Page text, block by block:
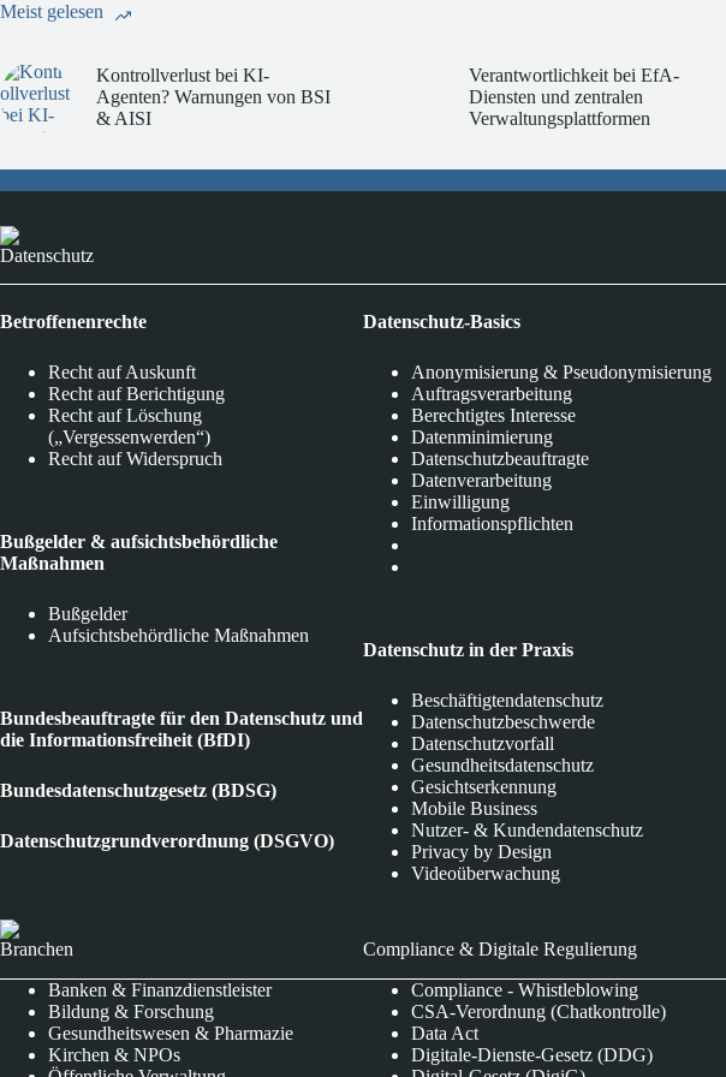
Meist gelesen
Kontrollverlust bei KI-
Agenten? Warnungen von BSI
& AISI
Verantwortlichkeit bei EfA-
Diensten und zentralen
Verwaltungsplattformen
Datenschutz
Betroffenenrechte
Recht auf Auskunft
Recht auf Berichtigung
Recht auf Löschung
(„Vergessenwerden“)
Recht auf Widerspruch
Bußgelder & aufsichtsbehördliche
Maßnahmen
Bußgelder
Aufsichtsbehördliche Maßnahmen
Bundesbeauftragte für den Datenschutz und
die Informationsfreiheit (BfDI)
Bundesdatenschutzgesetz (BDSG)
Datenschutzgrundverordnung (DSGVO)
Datenschutz-Basics
Anonymisierung & Pseudonymisierung
Auftragsverarbeitung
Berechtigtes Interesse
Datenminimierung
Datenschutzbeauftragte
Datenverarbeitung
Einwilligung
Informationspflichten
Datenschutz in der Praxis
Beschäftigtendatenschutz
Datenschutzbeschwerde
Datenschutzvorfall
Gesundheitsdatenschutz
Gesichtserkennung
Mobile Business
Nutzer- & Kundendatenschutz
Privacy by Design
Videoüberwachung
Branchen
Banken & Finanzdienstleister
Bildung & Forschung
Gesundheitswesen & Pharmazie
Kirchen & NPOs
Compliance & Digitale Regulierung
Compliance - Whistleblowing
CSA-Verordnung (Chatkontrolle)
Data Act
Digitale-Dienste-Gesetz (DDG)